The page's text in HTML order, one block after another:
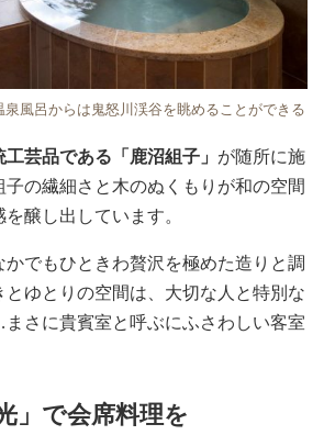
風呂からは鬼怒川渓谷を眺めることができる
芸品である「鹿沼組子」 が随所に施
子の繊細さと木のぬくもりが和の空間
醸し出しています。
でもひときわ贅沢を極めた造りと調
とゆとりの空間は、大切な人と特別な
さに貴賓室と呼ぶにふさわしい客室
」で会席料理を